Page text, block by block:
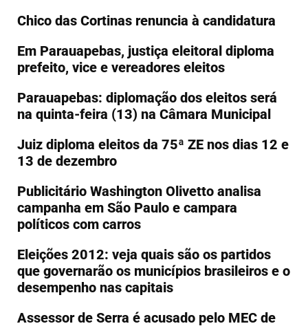
Chico das Cortinas renuncia à candidatura
Em Parauapebas, justiça eleitoral diploma
prefeito, vice e vereadores eleitos
Parauapebas: diplomação dos eleitos será
na quinta-feira (13) na Câmara Municipal
Juiz diploma eleitos da 75ª ZE nos dias 12 e
13 de dezembro
Publicitário Washington Olivetto analisa
campanha em São Paulo e campara
políticos com carros
Eleições 2012: veja quais são os partidos
que governarão os municípios brasileiros e o
desempenho nas capitais
Assessor de Serra é acusado pelo MEC de